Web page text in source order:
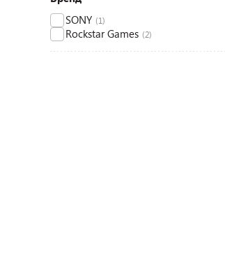
SONY (1)
Rockstar Games (2)